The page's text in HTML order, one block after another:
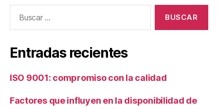
Entradas recientes
ISO 9001: compromiso con la calidad
Factores que influyen en la disponibilidad de